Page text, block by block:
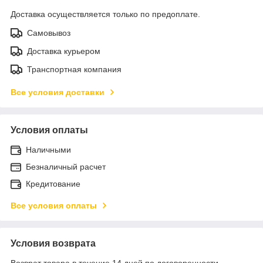
Доставка осуществляется только по предоплате.
Самовывоз
Доставка курьером
Транспортная компания
Все условия доставки
Условия оплаты
Наличными
Безналичный расчет
Кредитование
Все условия оплаты
Условия возврата